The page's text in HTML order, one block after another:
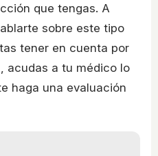
que tengas. A
sobre este tipo
tener en cuenta por
acudas a tu médico lo
haga una evaluación